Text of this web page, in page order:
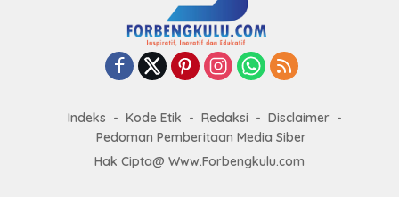
Indeks Kode Etik Redaksi
Disclaimer
Pedoman Pemberitaan Media Siber
Hak Cipta@ Www.Forbengkulu.com